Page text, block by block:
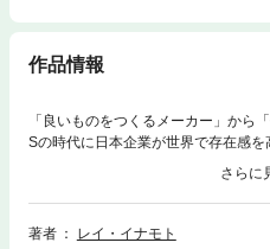
作品情報
「良いものをつくるメーカー」から
Sの時代に日本企業が世界で存在感を
よる差別化」を生み出すフライホイ
ユニクロ、トヨタ、アシックス……
＆成長戦略に携わってきた第一人者
著者
レイ・イナモト